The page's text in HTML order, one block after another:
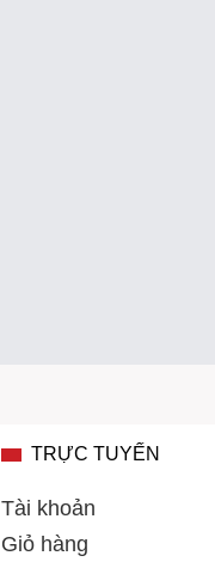
TRỰC TUYẾN
Tài khoản
Giỏ hàng